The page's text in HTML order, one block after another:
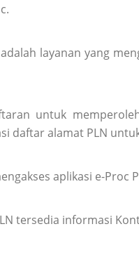
adalah layanan yang
untuk
daftar alamat PLN
aplikasi e-
tersedia informasi